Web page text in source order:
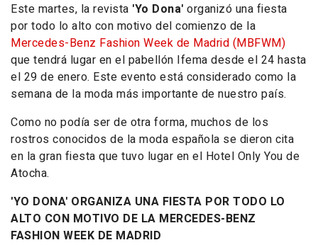
Este martes, la revista 'Yo Dona' organizó una fiesta
por todo lo alto con motivo del comienzo de la
Mercedes-Benz Fashion Week de Madrid (MBFWM)
que tendrá lugar en el pabellón Ifema desde el 24 hasta
el 29 de enero. Este evento está considerado como la
semana de la moda más importante de nuestro país.
Como no podía ser de otra forma, muchos de los
rostros conocidos de la moda española se dieron cita
en la gran fiesta que tuvo lugar en el Hotel Only You de
Atocha.
'YO DONA' ORGANIZA UNA FIESTA POR TODO LO
ALTO CON MOTIVO DE LA MERCEDES-BENZ
FASHION WEEK DE MADRID